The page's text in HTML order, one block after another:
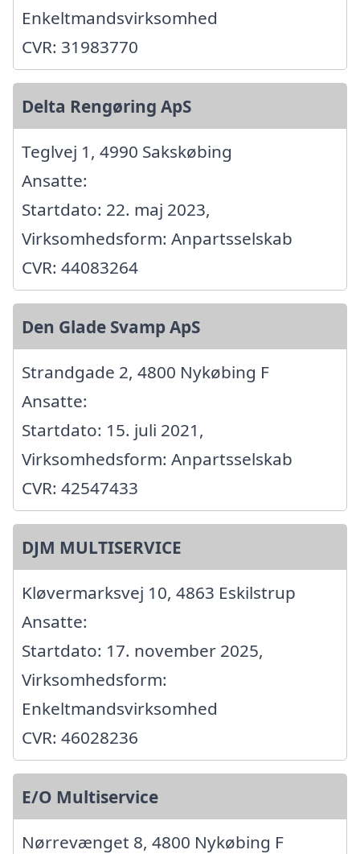
Enkeltmandsvirksomhed
CVR: 31983770
Delta Rengøring ApS
Teglvej 1, 4990 Sakskøbing
Ansatte:
Startdato: 22. maj 2023,
Virksomhedsform: Anpartsselskab
CVR: 44083264
Den Glade Svamp ApS
Strandgade 2, 4800 Nykøbing F
Ansatte:
Startdato: 15. juli 2021,
Virksomhedsform: Anpartsselskab
CVR: 42547433
DJM MULTISERVICE
Kløvermarksvej 10, 4863 Eskilstrup
Ansatte:
Startdato: 17. november 2025,
Virksomhedsform:
Enkeltmandsvirksomhed
CVR: 46028236
E/O Multiservice
Nørrevænget 8, 4800 Nykøbing F